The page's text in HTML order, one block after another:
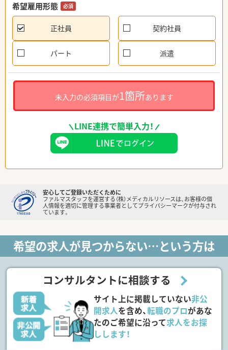
希望雇用形態 必須
正社員 契約社員
パート 派遣
未入力の必須項目が1箇所あります
LINE連携で簡単入力！
安心してご登録いただくために
ファルマスタッフを運営する（株）メディカルリソースは、お客様の個
人情報を適切に管理する事業者としてプライバシーマークが付与され
ています。
希望の求人が見つからない…という方は
コンサルタントに相談する
サイト上に掲載していない非公
開求人を含め、転職のプロがあな
たのご希望に沿って求人をお探
しします！